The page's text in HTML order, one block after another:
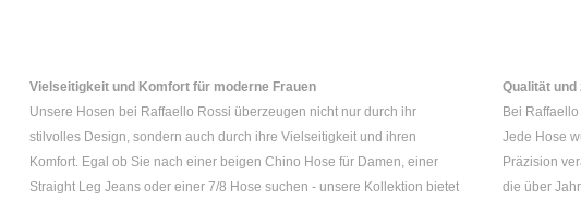
Vielseitigkeit und Komfort für moderne Frauen
Unsere Hosen bei Raffaello Rossi überzeugen nicht nur durch ihr
stilvolles Design, sondern auch durch ihre Vielseitigkeit und ihren
Komfort. Egal ob Sie nach einer beigen Chino Hose für Damen , einer
Straight Leg Jeansoder einer 7/8 Hose suchen - unsere Kollektion bietet
Qualität
Bei
Jede Hose
Präzision
die über